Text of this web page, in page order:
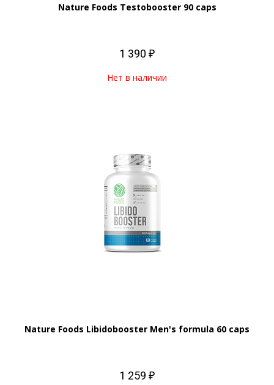
Nature Foods Testobooster 90 caps
1 390 ₽
Нет в наличии
Nature Foods Libidobooster Men's formula 60 caps
1 259 ₽